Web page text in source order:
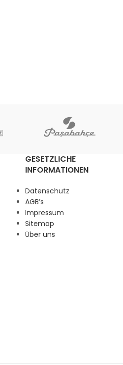
GESETZLICHE
INFORMATIONEN
Datenschutz
AGB’s
Impressum
Sitemap
Über uns